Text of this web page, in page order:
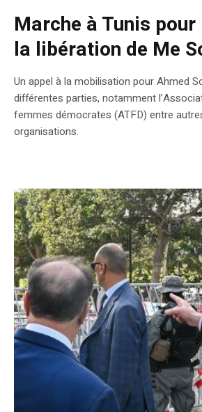
Marche à Tunis
la libération de Me
Un appel à la mobilisation pour Ahmed
différentes parties, notamment
femmes démocrates (ATFD) entre
organisations.